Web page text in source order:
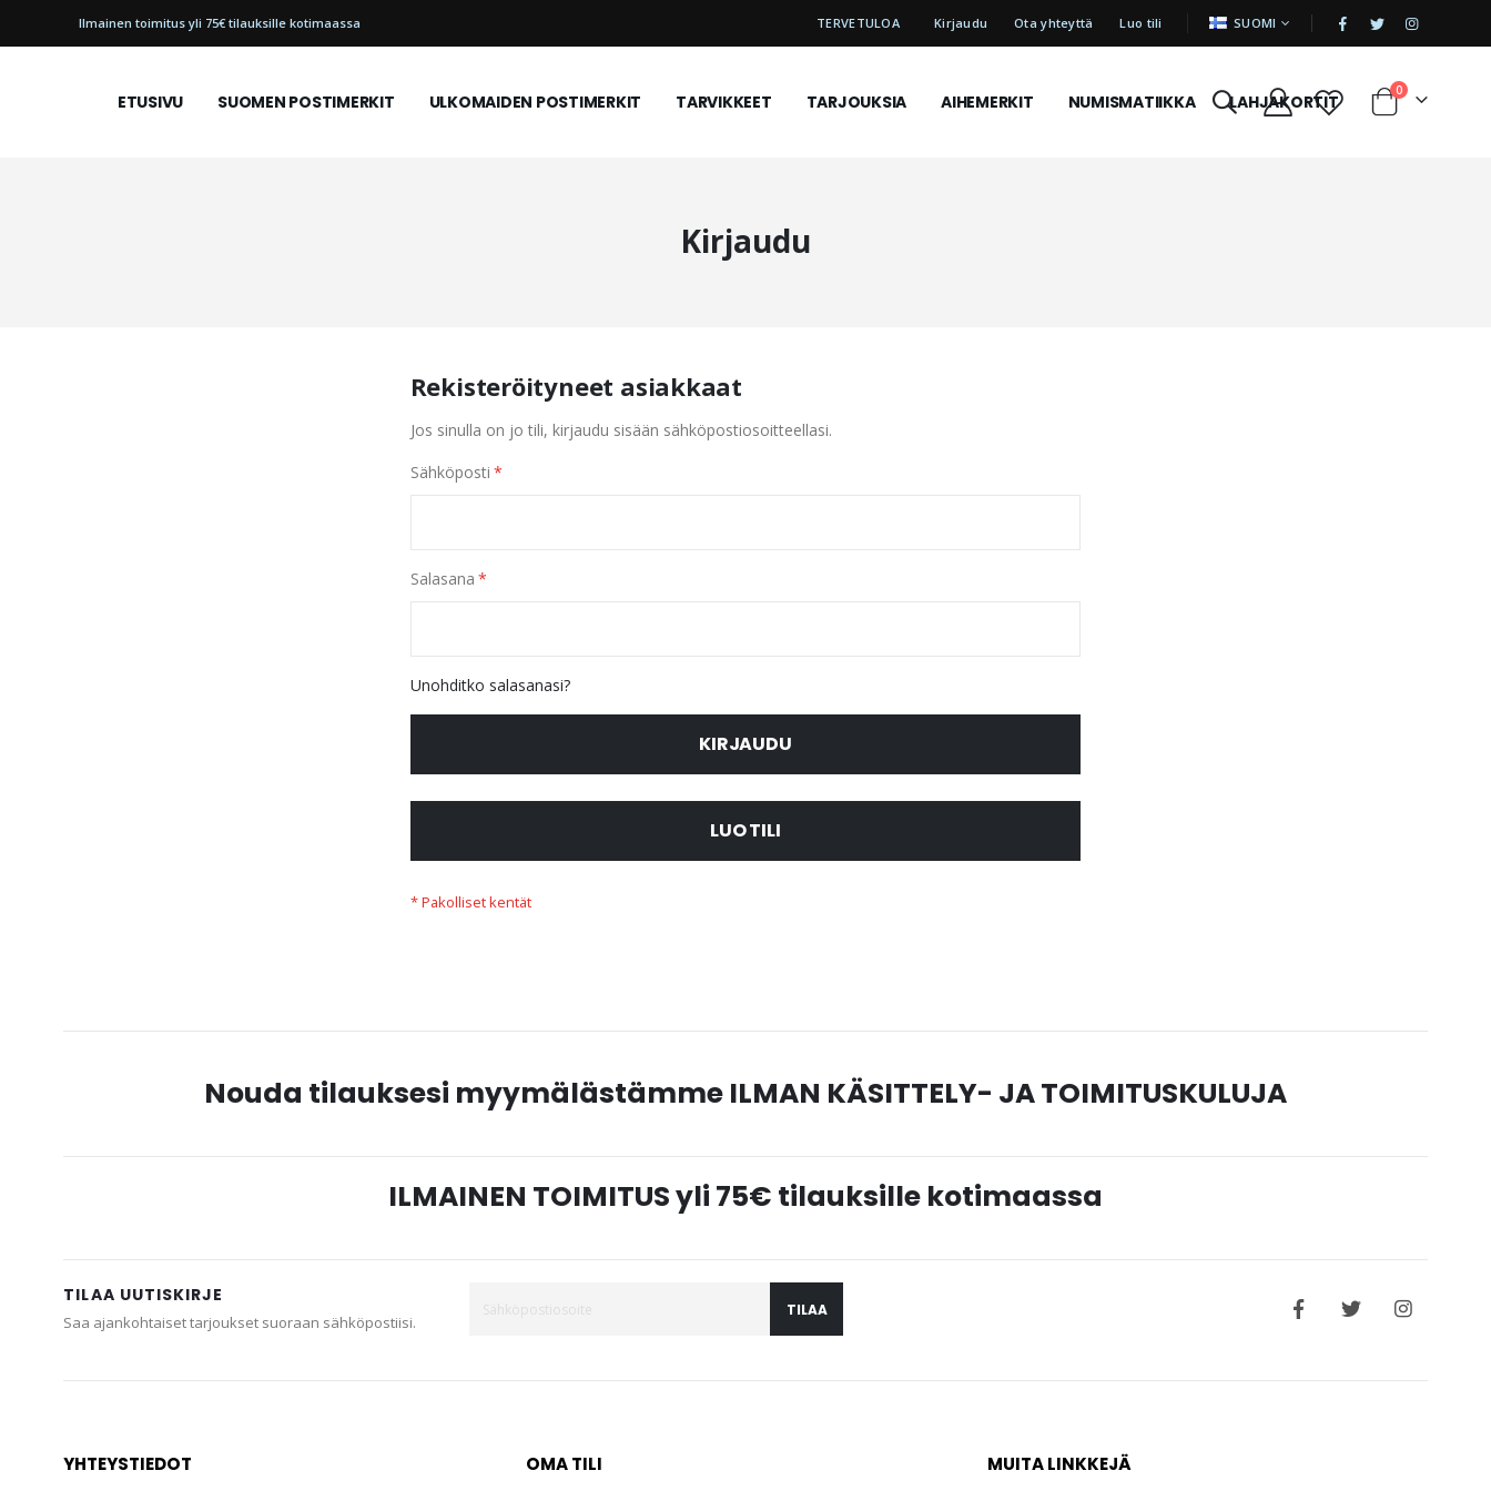
TERVETULOA Kirjaudu Ota yhteyttä Luo tili KIELI SUOMI |
Ilmainen toimitus yli 75€ tilauksille kotimaassa
ETUSIVU SUOMEN POSTIMERKIT ULKOMAIDEN POSTIMERKIT TARVIKKEET TARJOUKSIA AIHEMERKIT NUMISMATIIKKA LAHJAKORTIT Cart
0tuotetta
Kirjaudu
Rekisteröityneet asiakkaat
Jos sinulla on jo tili, kirjaudu sisään sähköpostiosoitteellasi.
Sähköposti
Salasana
Unohditko salasanasi?
KIRJAUDU
LUO TILI
Nouda tilauksesi myymälästämme ILMAN KÄSITTELY- JA TOIMITUSKULUJA
ILMAINEN TOIMITUS yli 75€ tilauksille kotimaassa
TILAA UUTISKIRJE
Saa ajankohtaiset tarjoukset suoraan sähköpostiisi.
TILAA
YHTEYSTIEDOT OMA TILI MUITA LINKKEJÄ